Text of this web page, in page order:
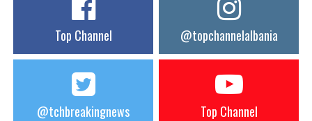
Top Channel @topchannelalbania
@tchbreakingnews Top Channel